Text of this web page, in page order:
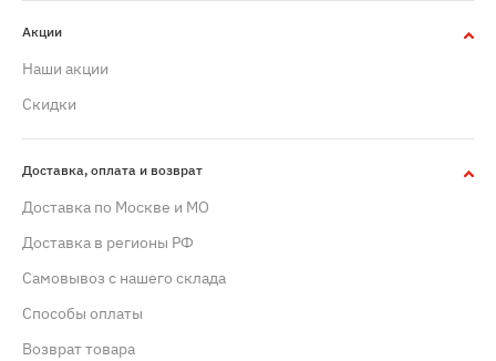
Акции
Наши акции
Скидки
Доставка, оплата и возврат
Доставка по Москве и МО
Доставка в регионы РФ
Самовывоз с нашего склада
Способы оплаты
Возврат товара